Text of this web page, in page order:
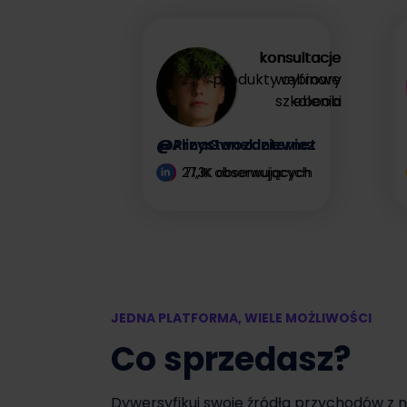
zysk
Zyskaj
konsultacje
webinary
ebooki
@PrzystanekInternet
71,3K obserwujących
konsultacje
produkty cyfrowe
szkolenia
@AlinaGwozdziewicz
27,1K obserwujących
JEDNA PLATFORMA, WIELE MOŻLIWOŚCI
Co sprzedasz?